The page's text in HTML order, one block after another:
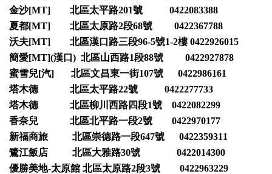
金沙[MT] 北區太平路201號 0422083388
夏都[MT] 北區太原路2段68號 0422367788
沃夫[MT] 北區漢口路三段96-5號1-2樓 0422926015
簡愛[MT](漢口) 北區山西路1段88號 0422927878
蜜雪兒[汽] 北區文昌東一街107號 0422986161
塔木德 北區太平路22號 0422277733
塔木德 北區柳川西路四段1號 0422082299
香奈兒 北區北平路一段2號 0422970177
新福商旅 北區崇德路一段647號 0422359311
鷺江飯店 北區大雅路30號 0422014300
優勝美地-太原館 北區太原路2段3號 0422963229